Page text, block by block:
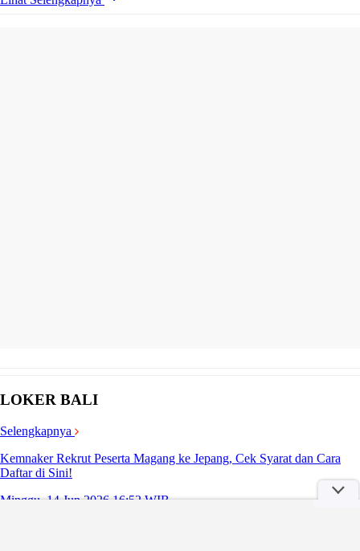
LOKER BALI
Selengkapnya
Kemnaker Rekrut Peserta Magang ke Jepang, Cek Syarat dan Cara
Daftar di Sini!
Minggu, 14 Jun 2026 16:52 WIB